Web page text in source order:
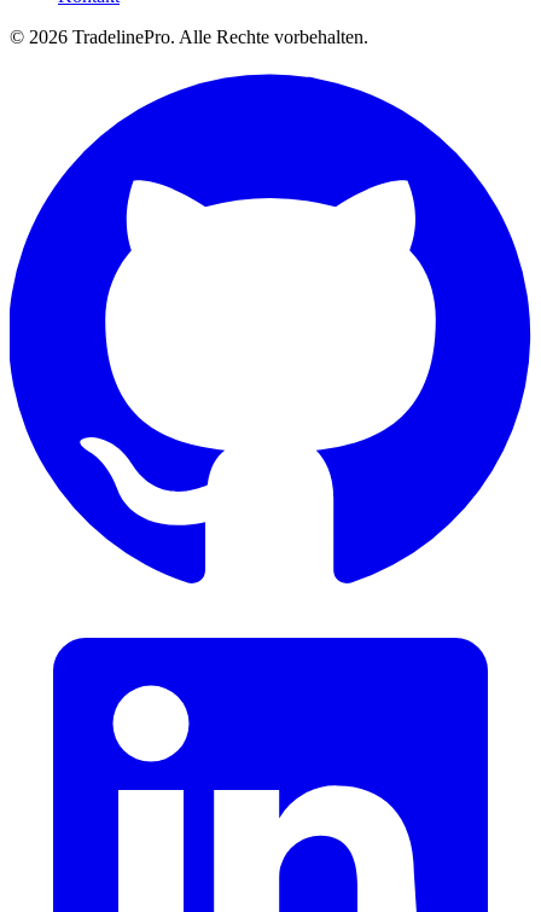
© 2026 TradelinePro. Alle Rechte vorbehalten.